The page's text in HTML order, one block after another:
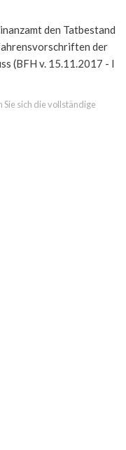
den Tatbestand
der
(BFH v. 15.11.2017 - I
Sie sich die vollständige